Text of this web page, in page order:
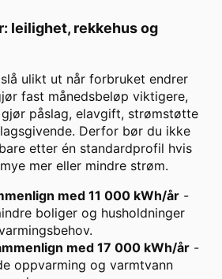
leilighet, rekkehus og
ulikt ut når forbruket endrer
fast månedsbeløp viktigere,
påslag, elavgift, strømstøtte
Derfor bør du ikke
etter én standardprofil hvis
mer eller mindre strøm.
med 11 000 kWh/år -
boliger og husholdninger
med 17 000 kWh/år -
oppvarming og varmtvann